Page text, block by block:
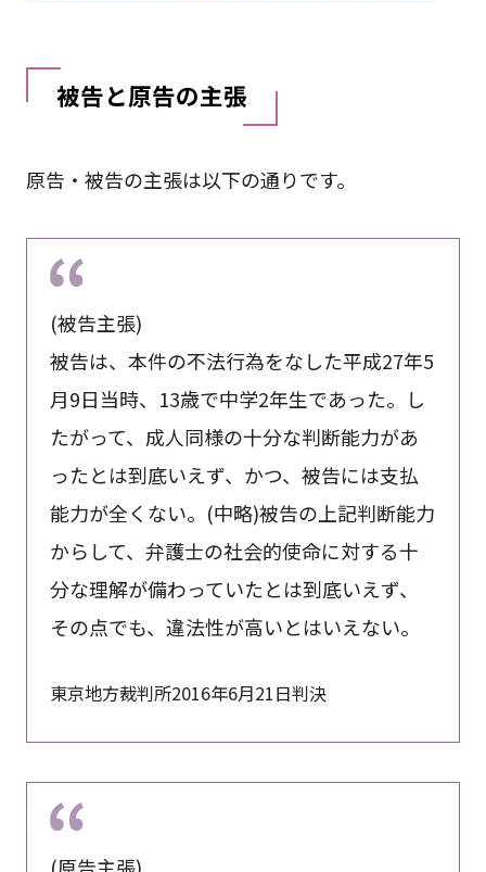
被告と原告の主張
原告・被告の主張は以下の通りです。
(被告主張)
被告は、本件の不法行為をなした平成27年5
月9日当時、13歳で中学2年生であった。し
たがって、成人同様の十分な判断能力があ
ったとは到底いえず、かつ、被告には支払
能力が全くない。(中略)被告の上記判断能力
からして、弁護士の社会的使命に対する十
分な理解が備わっていたとは到底いえず、
その点でも、違法性が高いとはいえない。
東京地方裁判所2016年6月21日判決